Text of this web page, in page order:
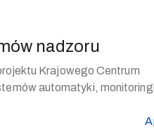
nadzoru
automatyki,